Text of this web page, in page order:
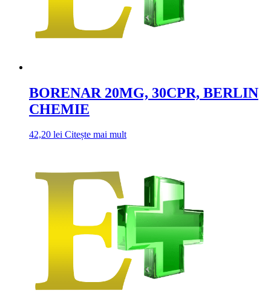
BORENAR 20MG, 30CPR, BERLIN
CHEMIE
42,20 lei Citește mai mult